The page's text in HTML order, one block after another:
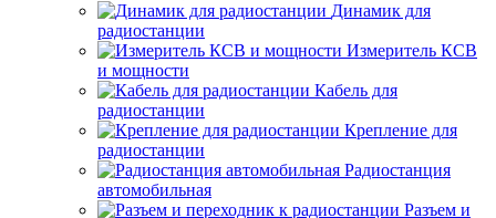
Динамик для
радиостанции
Измеритель КСВ
и мощности
Кабель для
радиостанции
Крепление для
радиостанции
Радиостанция
автомобильная
Разъем и